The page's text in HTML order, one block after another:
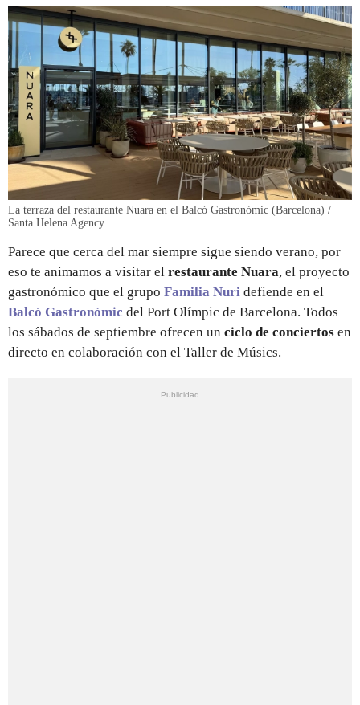
La terraza del restaurante Nuara en el Balcó Gastronòmic (Barcelona) /
Santa Helena Agency
Parece que cerca del mar siempre sigue siendo verano, por
eso te animamos a visitar el restaurante Nuara, el proyecto
gastronómico que el grupo Familia Nuri defiende en el
Balcó Gastronòmic del Port Olímpic de Barcelona. Todos
los sábados de septiembre ofrecen un ciclo de conciertos en
directo en colaboración con el Taller de Músics.